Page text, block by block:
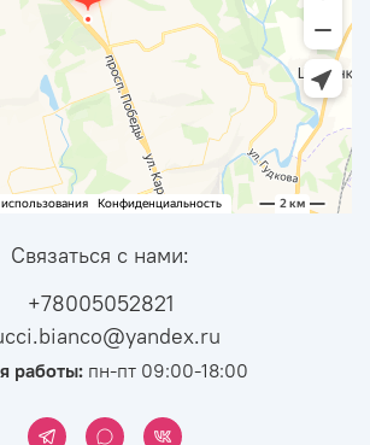
Связаться с нами:
+78005052821
работы:пн-пт 09:00-18:00